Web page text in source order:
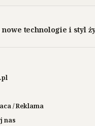
technologie i styl
/ Reklama
nas